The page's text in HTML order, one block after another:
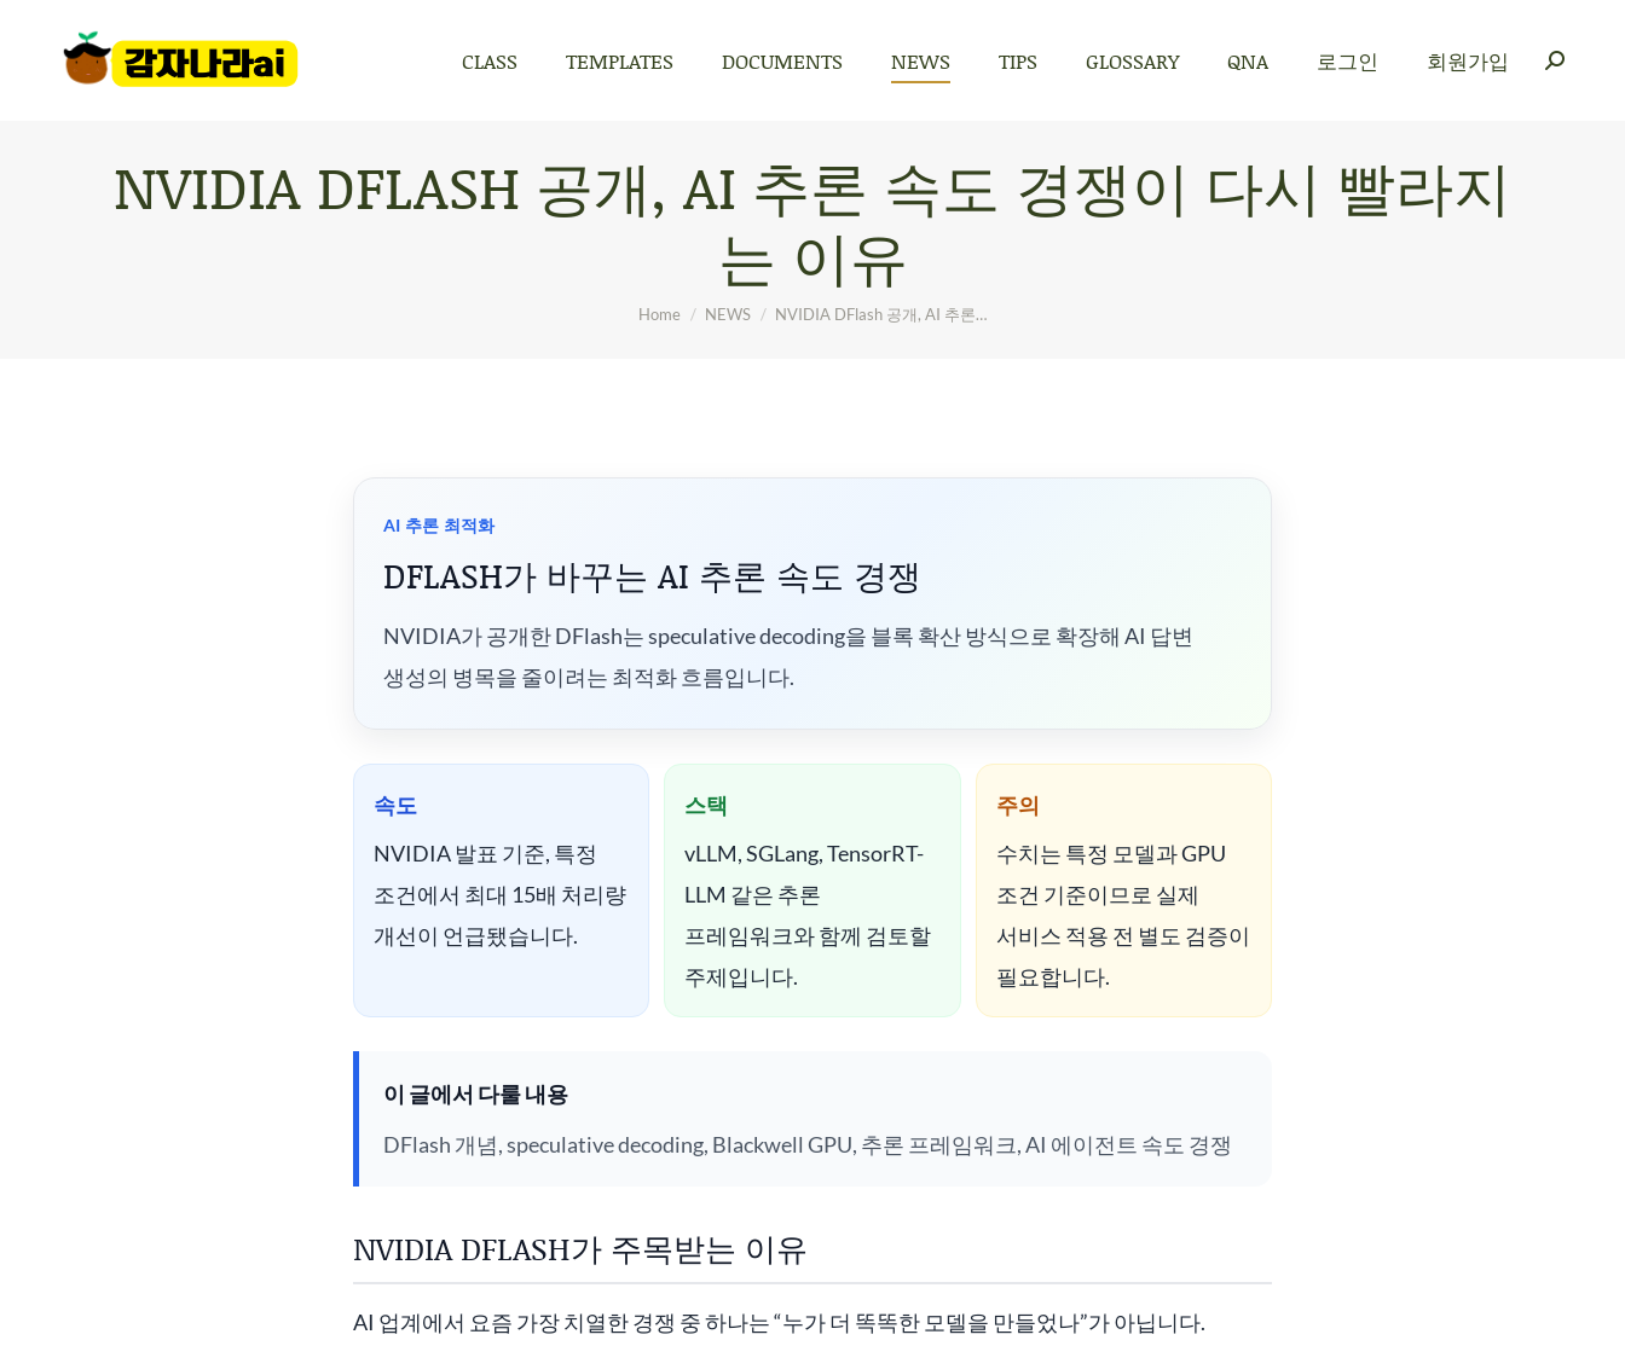
CLASS TEMPLATES DOCUMENTS NEWS TIPS GLOSSARY QNA 로그인 회원가입
NVIDIA DFLASH 공개, AI 추론 속도 경쟁이 다시 빨라지
는 이유
You are here:
Home NEWS NVIDIA DFlash 공개, AI 추론…
AI 추론 최적화
DFLASH가 바꾸는 AI 추론 속도 경쟁
NVIDIA가 공개한 DFlash는 speculative decoding을 블록 확산 방식으로 확장해 AI 답변
생성의 병목을 줄이려는 최적화 흐름입니다.
속도
NVIDIA 발표 기준, 특정
조건에서 최대 15배 처리량
개선이 언급됐습니다.
스택
vLLM, SGLang, TensorRT-
LLM 같은 추론
프레임워크와 함께 검토할
주제입니다.
주의
수치는 특정 모델과 GPU
조건 기준이므로 실제
서비스 적용 전 별도 검증이
필요합니다.
이 글에서 다룰 내용
DFlash 개념, speculative decoding, Blackwell GPU, 추론 프레임워크, AI 에이전트 속도 경쟁
NVIDIA DFLASH가 주목받는 이유
AI 업계에서 요즘 가장 치열한 경쟁 중 하나는 “누가 더 똑똑한 모델을 만들었나”가 아닙니다.
로그인 회원가입